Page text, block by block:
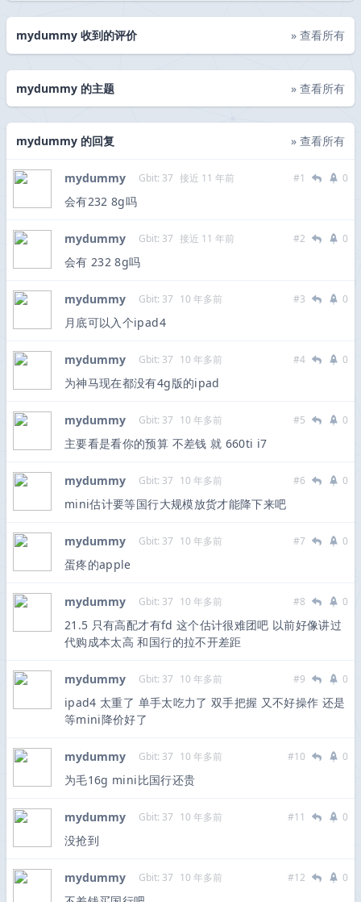
mydummy 收到的评价 » 查看所有
mydummy 的主题 » 查看所有
mydummy 的回复 » 查看所有
mydummy Gbit: 37 接近 11 年前 #1 0
会有232 8g吗
mydummy Gbit: 37 接近 11 年前 #2 0
会有 232 8g吗
mydummy Gbit: 37 10 年多前 #3 0
月底可以入个ipad4
mydummy Gbit: 37 10 年多前 #4 0
为神马现在都没有4g版的ipad
mydummy Gbit: 37 10 年多前 #5 0
主要看是看你的预算 不差钱 就 660ti i7
mydummy Gbit: 37 10 年多前 #6 0
mini估计要等国行大规模放货才能降下来吧
mydummy Gbit: 37 10 年多前 #7 0
蛋疼的apple
mydummy Gbit: 37 10 年多前 #8 0
21.5 只有高配才有fd 这个估计很难团吧 以前好像讲过
代购成本太高 和国行的拉不开差距
mydummy Gbit: 37 10 年多前 #9 0
ipad4 太重了 单手太吃力了 双手把握 又不好操作 还是
等mini降价好了
mydummy Gbit: 37 10 年多前 #10 0
为毛16g mini比国行还贵
mydummy Gbit: 37 10 年多前 #11 0
没抢到
mydummy Gbit: 37 10 年多前 #12 0